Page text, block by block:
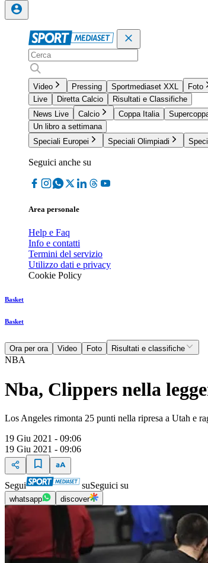
Video Pressing Sportmediaset XXL
Foto
Live
Diretta Calcio
Risultati e Classifiche
News Live
Calcio Coppa Italia
Un libro a settimana
Speciali Europei
Speciali Olimpiadi
Seguici anche su
Area personale
Help e Faq
Info e contatti
Termini del servizio
Utilizzo dati e privacy
Cookie Policy
Basket
Basket
Ora per ora Video Foto Risultati e classifiche
NBA
Nba, Clippers nella
Los Angeles rimonta 25 punti nella ripresa a Utah e
19 Giu 2021 - 09:06
19 Giu 2021 - 09:06
Segui suSeguici su
whatsapp discover